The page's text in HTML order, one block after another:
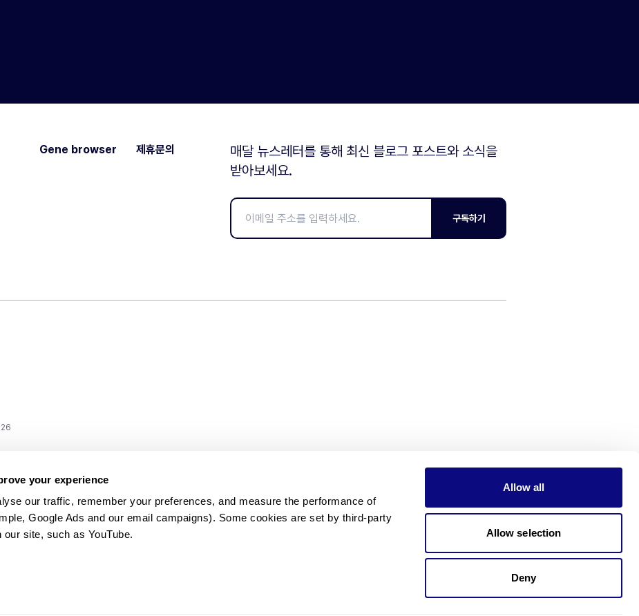
your experience
our traffic, remember your preferences, and measure the performance of
Google Ads and our email campaigns). Some cookies are set by third-party
site, such as YouTube.
Allow all
Allow selection
Deny
Gene browser 제휴문의
매달 뉴스레터를 통해 최신 블로그 포스트와 소식을
받아보세요.
구독하기